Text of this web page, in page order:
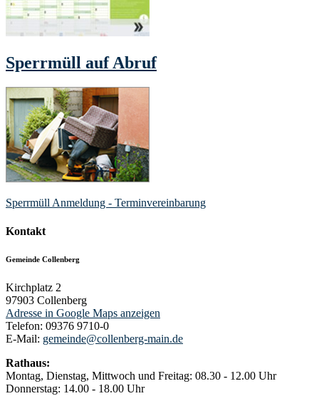
Sperrmüll auf Abruf
Sperrmüll Anmeldung - Terminvereinbarung
Kontakt
Gemeinde Collenberg
Kirchplatz 2
97903 Collenberg
Adresse in Google Maps anzeigen
Telefon: 09376 9710-0
E-Mail: gemeinde@collenberg-main.de
Rathaus:
Montag, Dienstag, Mittwoch und Freitag: 08.30 - 12.00 Uhr
Donnerstag: 14.00 - 18.00 Uhr